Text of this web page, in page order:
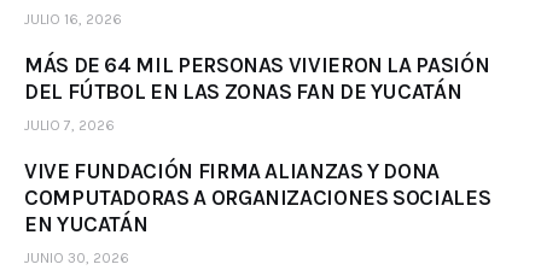
JULIO 16, 2026
MÁS DE 64 MIL PERSONAS VIVIERON LA PASIÓN
DEL FÚTBOL EN LAS ZONAS FAN DE YUCATÁN
JULIO 7, 2026
VIVE FUNDACIÓN FIRMA ALIANZAS Y DONA
COMPUTADORAS A ORGANIZACIONES SOCIALES
EN YUCATÁN
JUNIO 30, 2026